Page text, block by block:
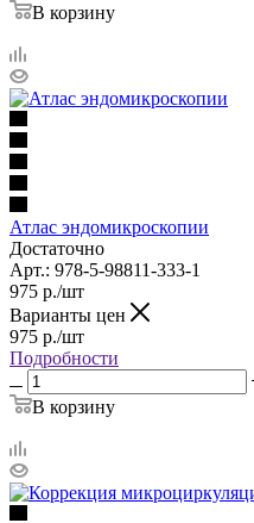
В корзину
Атлас эндомикроскопии
Достаточно
Арт.: 978-5-98811-333-1
975 р./шт
Варианты цен
975 р./шт
Подробности
В корзину